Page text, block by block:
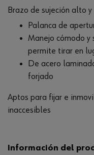
Brazo de sujeción alto
Palanca de
Manejo cómodo y
permite tirar en
De acero
forjado
Aptos para fijar e
inaccesibles
Información del